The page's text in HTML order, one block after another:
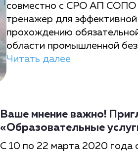
совместно с СРО АП СОПО
тренажер для
прохождению
области промышленной
Читать далее
Ваше мнение важно!
«Образовательные
С 10 по 22 марта 2020 года